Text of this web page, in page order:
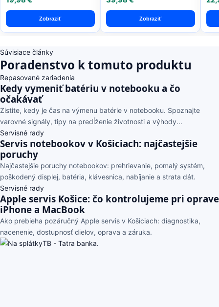
Zobraziť Zobraziť
Pack
Súvisiace články
Poradenstvo k tomuto produktu
Repasované zariadenia
Kedy vymeniť batériu v notebooku a čo
očakávať
Zistite, kedy je čas na výmenu batérie v notebooku. Spoznajte
varovné signály, tipy na predĺženie životnosti a výhody...
Servisné rady
Servis notebookov v Košiciach: najčastejšie
poruchy
Najčastejšie poruchy notebookov: prehrievanie, pomalý systém,
poškodený displej, batéria, klávesnica, nabíjanie a strata dát.
Servisné rady
Apple servis Košice: čo kontrolujeme pri oprave
iPhone a MacBook
Ako prebieha pozáručný Apple servis v Košiciach: diagnostika,
nacenenie, dostupnosť dielov, oprava a záruka.